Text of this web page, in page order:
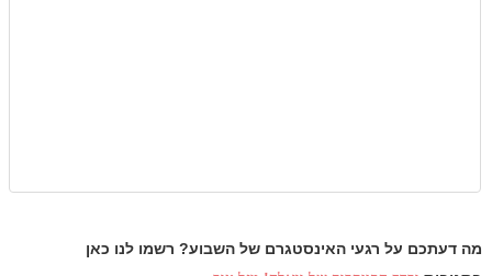
מה דעתכם על רגעי האינסטגרם של השבוע? רשמו לנו כאן